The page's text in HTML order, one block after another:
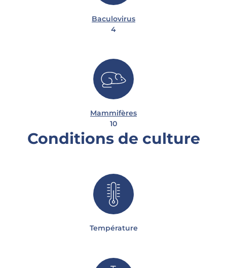
Baculovirus
4
Mammifères
10
Conditions de culture
Température